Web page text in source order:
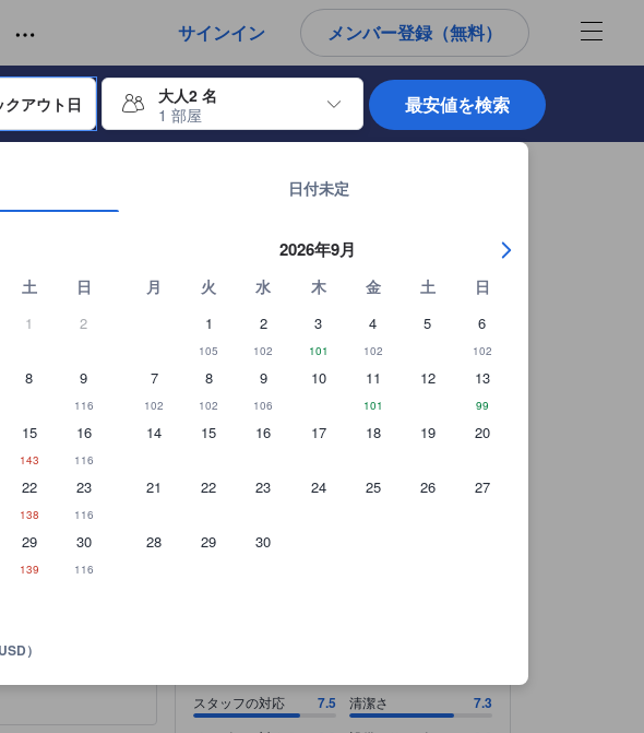
サインイン メンバー登録（無料）
ます。
クアウト日
大人2 名
1 部屋
します。方向キーを使用して、チェックイン日とチェックアウト日を移動します。エンターキ
日付未定
土 日
1 2
8 9
116
15
143
16
116
22
138
23
116
29
139
30
116
2026年9月
月 火 水 木 金 土 日
1
105
2
102
3
101
4
102
5 6
102
7
102
8
102
9
106
10 11
101
12 13
99
14 15 16 17 18 19 20
21 22 23 24 25 26 27
28 29 30
）
最安値を検索
ユーザー提供写真（27枚）
スタッフの対応 7.5 清潔さ 7.3
であるため、これから宿泊選びをされるユーザーにとっても参考となる信頼できる情報